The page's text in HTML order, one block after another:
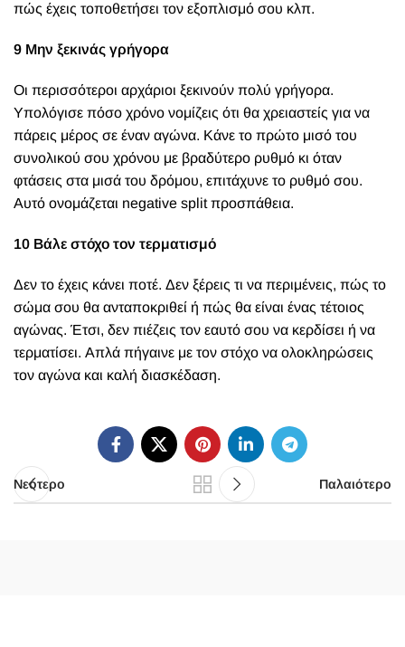
πώς έχεις τοποθετήσει τον εξοπλισμό σου κλπ.
9 Μην ξεκινάς γρήγορα
Οι περισσότεροι αρχάριοι ξεκινούν πολύ γρήγορα.
Υπολόγισε πόσο χρόνο νομίζεις ότι θα χρειαστείς για να
πάρεις μέρος σε έναν αγώνα. Κάνε το πρώτο μισό του
συνολικού σου χρόνου με βραδύτερο ρυθμό κι όταν
φτάσεις στα μισά του δρόμου, επιτάχυνε το ρυθμό σου.
Αυτό ονομάζεται negative split προσπάθεια.
10 Βάλε στόχο τον τερματισμό
Δεν το έχεις κάνει ποτέ. Δεν ξέρεις τι να περιμένεις, πώς το
σώμα σου θα ανταποκριθεί ή πώς θα είναι ένας τέτοιος
αγώνας. Έτσι, δεν πιέζεις τον εαυτό σου να κερδίσει ή να
τερματίσει. Απλά πήγαινε με τον στόχο να ολοκληρώσεις
τον αγώνα και καλή διασκέδαση.
Νεότερο Παλαιότερο